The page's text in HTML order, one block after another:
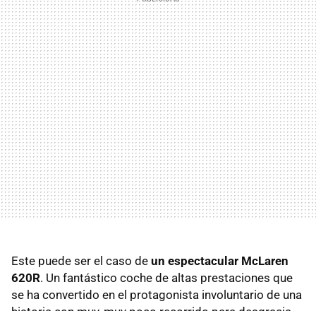
Este puede ser el caso de un espectacular McLaren
620R. Un fantástico coche de altas prestaciones que
se ha convertido en el protagonista involuntario de una